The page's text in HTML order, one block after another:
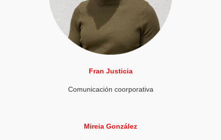
Fran Justicia
Comunicación coorporativa
Mireia González